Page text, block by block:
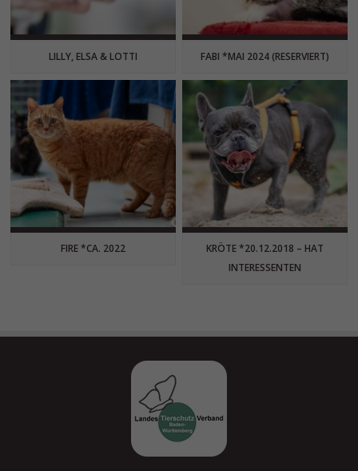
LILLY, ELSA & LOTTI FABI *MAI 2024 (RESERVIERT)
FIRE *CA. 2022
KRÖTE *20.12.2018 – HAT
INTERESSENTEN